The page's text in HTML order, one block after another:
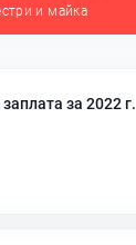
и майка
за 2022 г.